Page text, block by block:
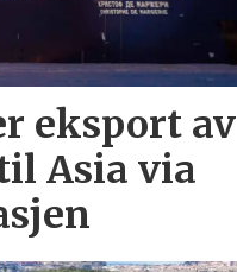
eksport av
Asia via